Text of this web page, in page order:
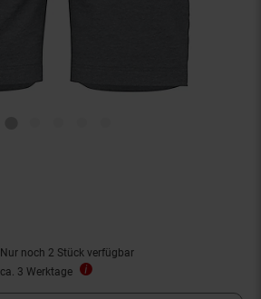
Nur noch 2 Stück verfügbar
ca. 3 Werktage